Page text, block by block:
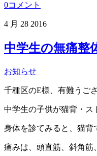
0コメント
4 月 28 2016
中学生の無痛整
お知らせ
千種区のE様、有難うご
中学生の子供が猫背・ス
身体を診てみると、猫背
痛みは、頭直筋、斜角筋